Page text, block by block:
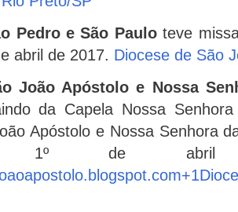
Pedro e São Paulo teve
abril de 2017. Diocese de São
João Apóstolo e Nossa
da Capela Nossa
Apóstolo e Nossa Senhora
1º de
+1